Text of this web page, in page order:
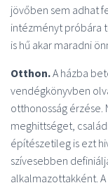
jövőben sem adhat
intézményt próbára
is hű akar maradni
Otthon.A házba
vendégkönyvben
otthonosság
meghittséget,
építészetileg is ezt
szívesebben
alkalmazottakként. A